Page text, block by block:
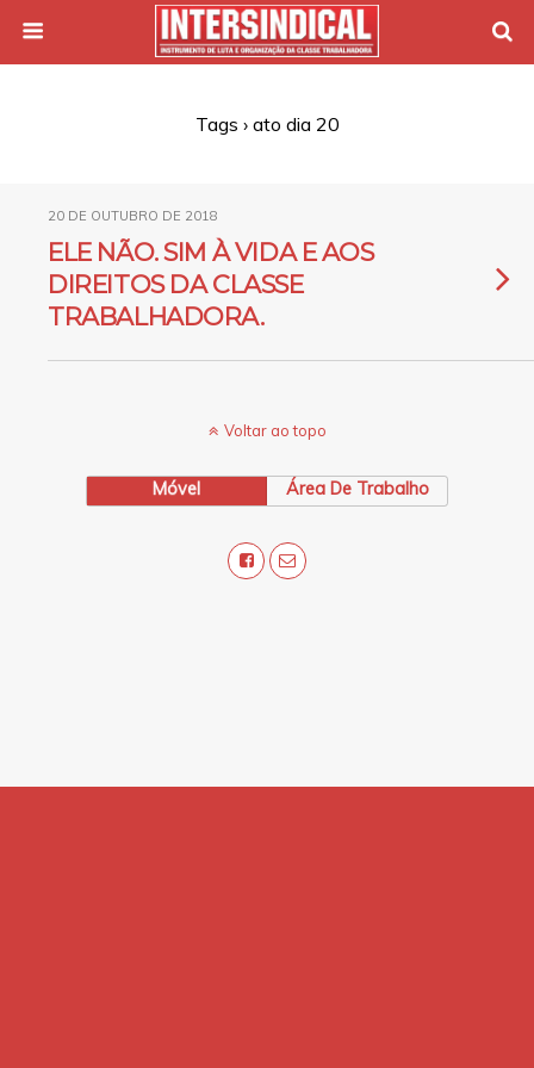
Tags › ato dia 20
20 DE OUTUBRO DE 2018
ELE NÃO. SIM À VIDA E AOS
DIREITOS DA CLASSE
TRABALHADORA.
Voltar ao topo
Móvel Área De Trabalho